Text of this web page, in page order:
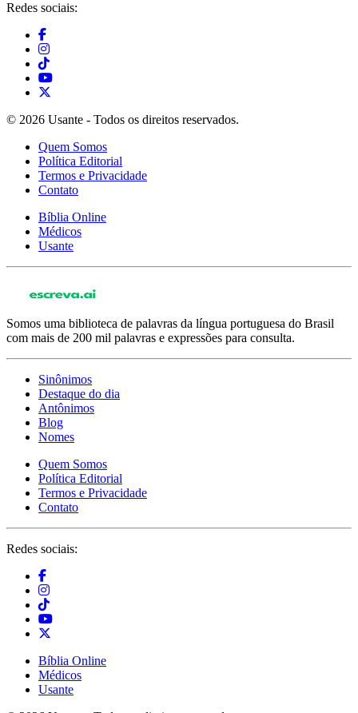
Redes sociais:
© 2026 Usante - Todos os direitos reservados.
Quem Somos
Política Editorial
Termos e Privacidade
Contato
Bíblia Online
Médicos
Usante
Somos uma biblioteca de palavras da língua portuguesa do Brasil
com mais de 200 mil palavras e expressões para consulta.
Sinônimos
Destaque do dia
Antônimos
Blog
Nomes
Quem Somos
Política Editorial
Termos e Privacidade
Contato
Redes sociais:
Bíblia Online
Médicos
Usante